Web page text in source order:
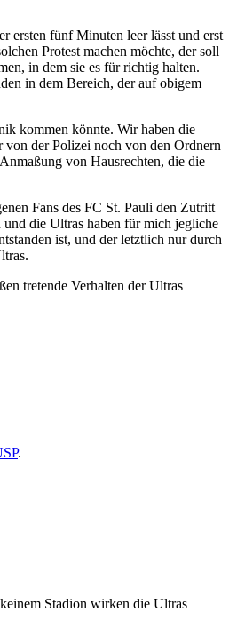
ersten fünf Minuten leer lässt und erst
Protest machen möchte, der soll
in dem sie es für richtig halten.
in dem Bereich, der auf obigem
kommen könnte. Wir haben die
von der Polizei noch von den Ordnern
von Hausrechten, die die
Fans des FC St. Pauli den Zutritt
die Ultras haben für mich jegliche
ist, und der letztlich nur durch
tretende Verhalten der Ultras
.
Stadion wirken die Ultras